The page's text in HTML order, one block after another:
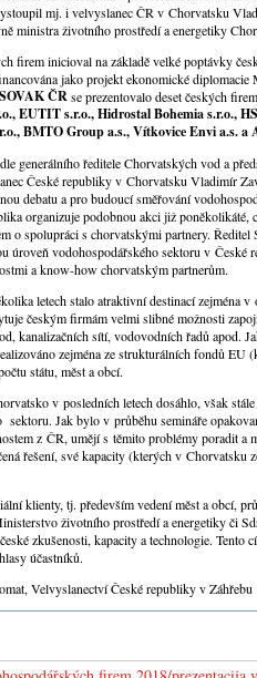
mj. i velvyslanec ČR v Chorvatsku
ministra životního prostředí a energetiky
firem inicioval na základě velké poptávky
jako projekt ekonomické diplomacie
SOVAK ČRse prezentovalo deset českých
EUTIT s.r.o., Hidrostal Bohemia s.r.o.,
BMTO Group a.s., Vítkovice Envi a.s. a
generálního ředitele Chorvatských vod a
České republiky v Chorvatsku Vladimír
debatu a pro budoucí směřování
organizuje podobnou akci již poněkolikáté,
o spolupráci s chorvatskými partnery.
úroveň vodohospodářského sektoru v České
a know-how chorvatským partnerům.
letech stalo atraktivní destinací zejména
českým firmám velmi slibné možnosti
kanalizačních sítí, vodovodních řadů apod.
zejména ze strukturálních fondů EU
státu, měst a obcí.
v posledních letech dosáhlo, však stále
Jak bylo v průběhu semináře
z ČR, umějí s těmito problémy poradit a
řešení, své kapacity (kterých v Chorvatsku
klienty, tj. především vedení měst a obcí,
životního prostředí a energetiky či
zkušenosti, kapacity a technologie. Tento
účastníků.
Velvyslanectví České republiky v Záhřebu